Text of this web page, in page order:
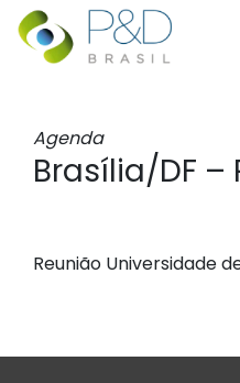
Agenda
Brasília/DF –
Reunião Universidade